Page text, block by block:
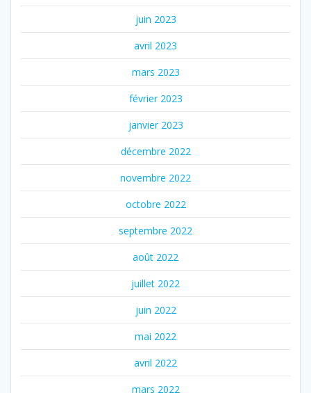
juin 2023
avril 2023
mars 2023
février 2023
janvier 2023
décembre 2022
novembre 2022
octobre 2022
septembre 2022
août 2022
juillet 2022
juin 2022
mai 2022
avril 2022
mars 2022